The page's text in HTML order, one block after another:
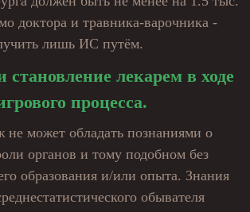
доктора и травника-варочника -
лишь ИС путём.
лекарем в ходе
процесса.
может обладать познаниями о
органов и тому подобном без
образования и/или опыта. Знания
обывателя